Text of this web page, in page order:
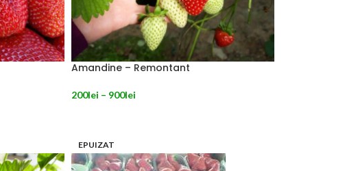
Amandine – Remontant
200lei – 900lei
EPUIZAT